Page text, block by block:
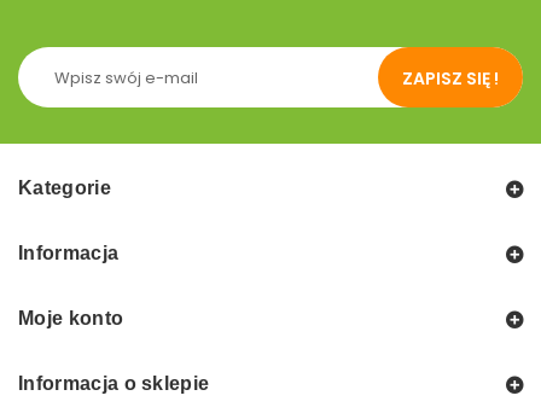
ZAPISZ SIĘ !
Kategorie
Informacja
Moje konto
Informacja o sklepie